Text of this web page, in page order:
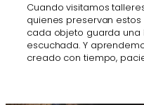
Cuando visitamos
quienes preservan
cada objeto guarda
escuchada. Y
creado con tiempo,